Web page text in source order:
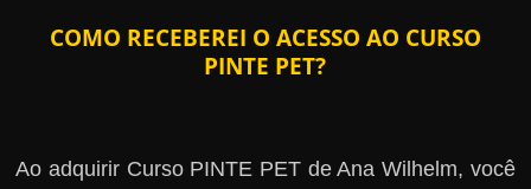
COMO RECEBEREI O ACESSO AO CURSO
PINTE PET?
Ao adquirir Curso PINTE PET de Ana Wilhelm, você